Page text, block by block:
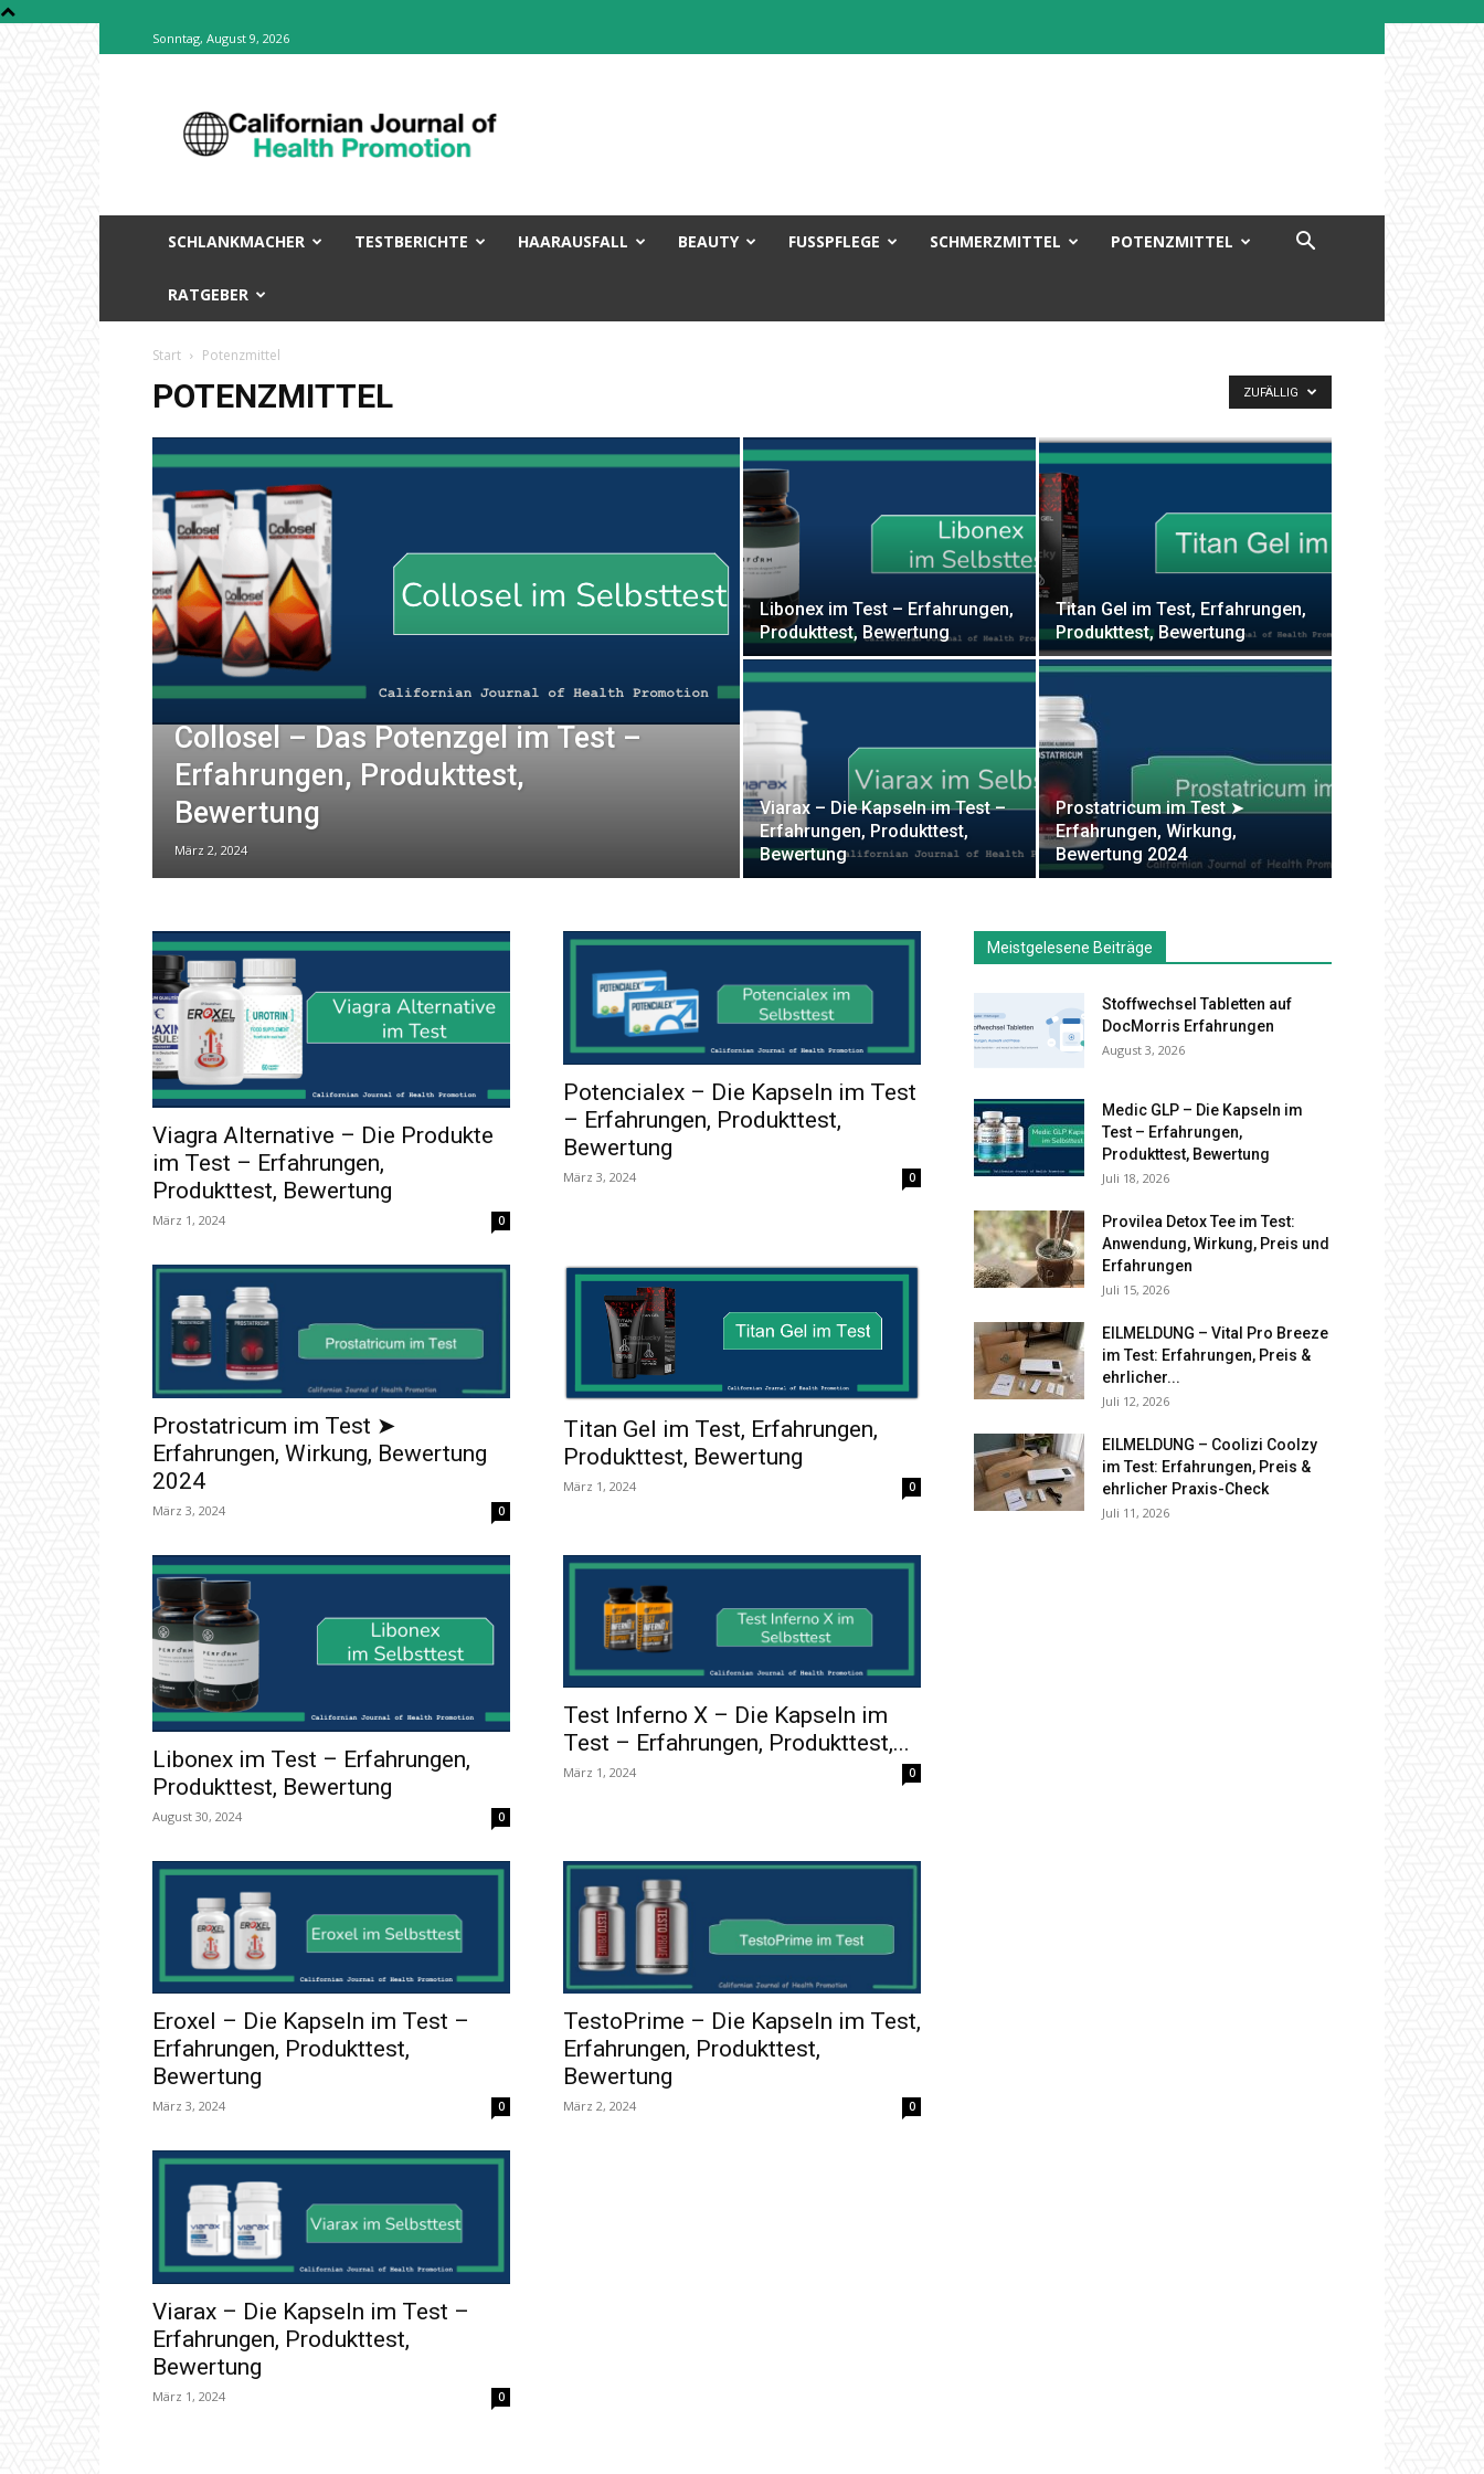
Sonntag, August 9, 2026
to
Californian
Journal
Health
Promotion
SCHLANKMACHER TESTBERICHTE HAARAUSFALL BEAUTY FUSSPFLEGE SCHMERZMITTEL POTENZMITTEL
RATGEBER
Start Potenzmittel
POTENZMITTEL ZUFÄLLIG
Collosel – Das Potenzgel im Test –
Erfahrungen, Produkttest,
Bewertung
März 2, 2024
Libonex im Test – Erfahrungen,
Produkttest, Bewertung
Titan Gel im Test, Erfahrungen,
Produkttest, Bewertung
Viarax – Die Kapseln im Test –
Erfahrungen, Produkttest,
Bewertung
Prostatricum im Test ➤
Erfahrungen, Wirkung,
Bewertung 2024
Viagra Alternative – Die Produkte
im Test – Erfahrungen,
Produkttest, Bewertung
März 1, 2024 0
Potencialex – Die Kapseln im Test
– Erfahrungen, Produkttest,
Bewertung
März 3, 2024 0
Prostatricum im Test ➤
Erfahrungen, Wirkung, Bewertung
2024
März 3, 2024 0
Titan Gel im Test, Erfahrungen,
Produkttest, Bewertung
März 1, 2024 0
Libonex im Test – Erfahrungen,
Produkttest, Bewertung
August 30, 2024 0
Test Inferno X – Die Kapseln im
Test – Erfahrungen, Produkttest,...
März 1, 2024 0
Eroxel – Die Kapseln im Test –
Erfahrungen, Produkttest,
Bewertung
März 3, 2024 0
TestoPrime – Die Kapseln im Test,
Erfahrungen, Produkttest,
Bewertung
März 2, 2024 0
Viarax – Die Kapseln im Test –
Erfahrungen, Produkttest,
Bewertung
März 1, 2024 0
Meistgelesene Beiträge
Stoffwechsel Tabletten auf
DocMorris Erfahrungen
August 3, 2026
Medic GLP – Die Kapseln im
Test – Erfahrungen,
Produkttest, Bewertung
Juli 18, 2026
Provilea Detox Tee im Test:
Anwendung, Wirkung, Preis und
Erfahrungen
Juli 15, 2026
EILMELDUNG – Vital Pro Breeze
im Test: Erfahrungen, Preis &
ehrlicher...
Juli 12, 2026
EILMELDUNG – Coolizi Coolzy
im Test: Erfahrungen, Preis &
ehrlicher Praxis-Check
Juli 11, 2026